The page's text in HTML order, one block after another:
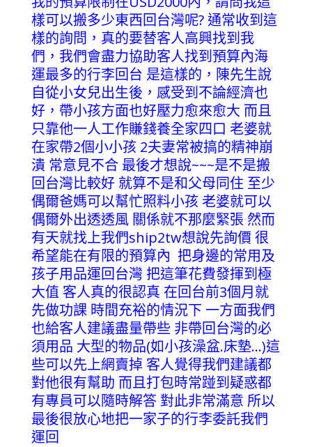
樣可以搬多少東西回台灣呢?通常收到這
樣的詢問，真的要替客人高興找到我
們，我們會盡力協助客人找到預算內海
運最多的行李回台 是這樣的，陳先生說
自從小女兒出生後，感受到不論經濟也
好，帶小孩方面也好壓力愈來愈大 而且
只靠他一人工作賺錢養全家四口 老婆就
在家帶2個小小孩 2夫妻常被搞的精神崩
潰 常意見不合 最後才想說~~~是不是搬
回台灣比較好 就算不是和父母同住 至少
偶爾爸媽可以幫忙照料小孩老婆就可以
偶爾外出透透風 關係就不那麼緊張 然而
有天就找上我們ship2tw想說先詢價 很
希望能在有限的預算內 把身邊的常用及
孩子用品運回台灣 把這筆花費發揮到極
大值 客人真的很認真 在回台前3個月就
先做功課 時間充裕的情況下 一方面我們
也給客人建議盡量帶些 非帶回台灣的必
須用品 大型的物品(如小孩澡盆.床墊…)這
些可以先上網賣掉 客人覺得我們建議都
對他很有幫助 而且打包時常踫到疑惑都
有專員可以隨時解答 對此非常滿意 所以
最後很放心地把一家子的行李委託我們
運回